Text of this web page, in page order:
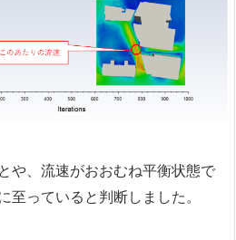
や、流速がおおむね平衡状態で
至っていると判断しました。